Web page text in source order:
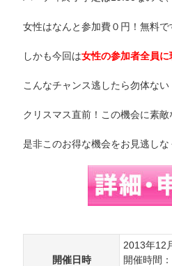
女性はなんと参加費０円！無料で
しかも今回は女性の参加者全員
こんなチャンス逃したら勿体ない
クリスマス直前！この機会に素
是非このお得な機会をお見逃しな
開催日時
2013年12
開催時間